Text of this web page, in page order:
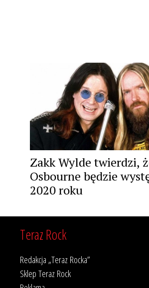
Zakk Wylde twierdzi,
Osbourne będzie
2020 roku
Teraz Rock
Redakcja „Teraz Rocka”
Sklep Teraz Rock